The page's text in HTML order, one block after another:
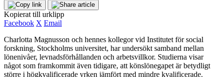
Kopierat till urklipp
Facebook X Email
Charlotta Magnusson och hennes kollegor vid Institutet för social
forskning, Stockholms universitet, har undersökt samband mellan
lönenivåer, levnadsförhållanden och arbetsvillkor. Studierna visar
något som framkommit även tidigare, att könslönegapet är betydligt
större i högkvalificerade yrken jämfört med mindre kvalificerade.